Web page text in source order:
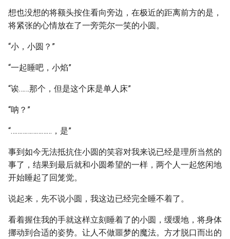
想也没想的将额头按住看向旁边，在极近的距离前方的是，
将紧张的心情放在了一旁莞尔一笑的小圆。
“小，小圆？”
“一起睡吧，小焰”
“诶……那个，但是这个床是单人床”
“呐？”
“……………………，是”
事到如今无法抵抗住小圆的笑容对我来说已经是理所当然的
事了，结果到最后就和小圆希望的一样，两个人一起悠闲地
开始睡起了回笼觉。
说起来，先不说小圆，我这边已经完全睡不着了。
看着握住我的手就这样立刻睡着了的小圆，缓缓地，将身体
挪动到合适的姿势。让人不做噩梦的魔法。方才脱口而出的